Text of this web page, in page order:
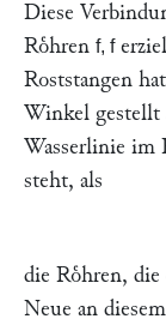
Diese
Roͤhren f, f
Roststangen
Winkel gestellt
Wasserlinie im
steht, als
die Roͤhren, die
Neue an